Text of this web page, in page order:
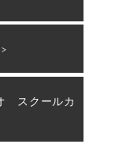
スクールカ